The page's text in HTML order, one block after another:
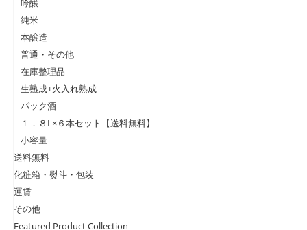
吟醸
純米
本醸造
普通・その他
在庫整理品
生熟成+火入れ熟成
パック酒
１．８L×６本セット【送料無料】
小容量
送料無料
化粧箱・熨斗・包装
運賃
その他
Featured Product Collection